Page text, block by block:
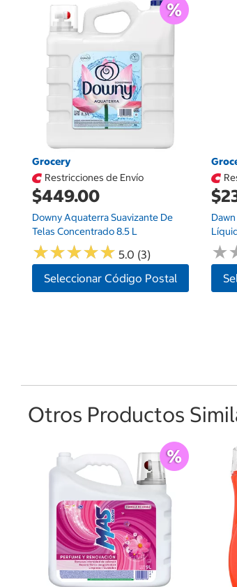
Grocery
Restricciones de Envío
$449.00
Downy Aquaterra Suavizante De
Telas Concentrado 8.5 L
★★★★★
★★★★★ 5.0 (3)
Seleccionar Código Postal
★
★
Otros Productos